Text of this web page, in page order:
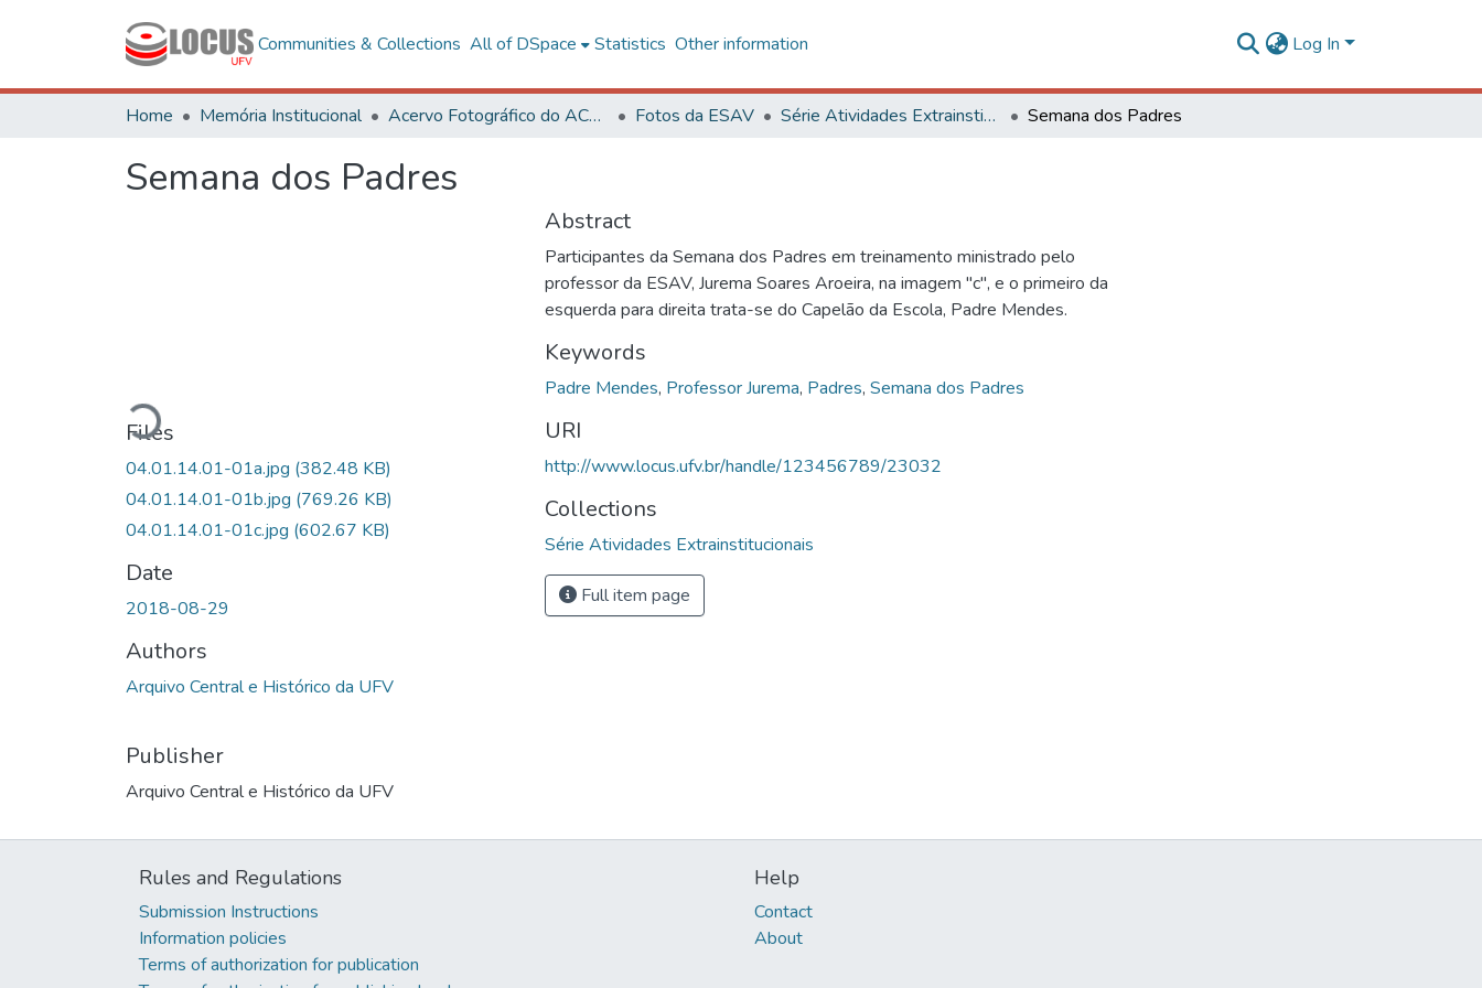
Communities & Collections All of DSpace Statistics Other information Log In
Home Memória Institucional Acervo Fotográfico do ACH-UFV Fotos da ESAV Série Atividades Extrainstitucionais Semana dos Padres
Semana dos Padres
Loading...
Files
04.01.14.01-01a.jpg (382.48 KB)
04.01.14.01-01b.jpg (769.26 KB)
04.01.14.01-01c.jpg (602.67 KB)
Date
2018-08-29
Authors
Arquivo Central e Histórico da UFV
Publisher
Arquivo Central e Histórico da UFV
Abstract
Participantes da Semana dos Padres em treinamento ministrado pelo
professor da ESAV, Jurema Soares Aroeira, na imagem "c", e o primeiro da
esquerda para direita trata-se do Capelão da Escola, Padre Mendes.
Keywords
Padre Mendes, Professor Jurema, Padres, Semana dos Padres
URI
http://www.locus.ufv.br/handle/123456789/23032
Collections
Série Atividades Extrainstitucionais
Full item page
Rules and Regulations
Submission Instructions
Information policies
Terms of authorization for publication
Help
Contact
About